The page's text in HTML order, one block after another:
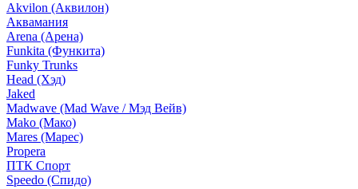
Akvilon (Аквилон)
Аквамания
Arena (Арена)
Funkita (Функита)
Funky Trunks
Head (Хэд)
Jaked
Madwave (Mad Wave / Мэд Вейв)
Mako (Мако)
Mares (Марес)
Propera
ПТК Спорт
Speedo (Спидо)